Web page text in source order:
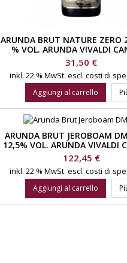
ARUNDA BRUT NATURE ZERO
% VOL. ARUNDA VIVALDI
SPUMANTI
Prezzo
31,50 €
inkl. 22 % MwSt. escl. costi di
Aggiungi al carrello
ARUNDA BRUT JEROBOAM
12,5% VOL. ARUNDA VIVALDI
SPUMANTI
Prezzo
122,45 €
inkl. 22 % MwSt. escl. costi di
Aggiungi al carrello